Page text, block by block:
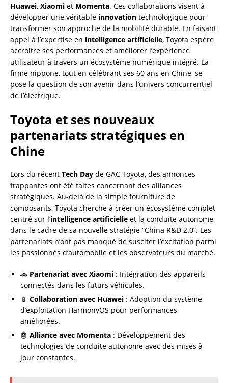
Huawei, Xiaomi et Momenta. Ces collaborations visent à
développer une véritable innovation technologique pour
transformer son approche de la mobilité durable. En faisant
appel à l’expertise en intelligence artificielle, Toyota espère
accroitre ses performances et améliorer l’expérience
utilisateur à travers un écosystème numérique intégré. La
firme nippone, tout en célébrant ses 60 ans en Chine, se
pose la question de son avenir dans l’univers concurrentiel
de l’électrique.
Toyota et ses nouveaux
partenariats stratégiques en
Chine
Lors du récent Tech Day de GAC Toyota, des annonces
frappantes ont été faites concernant des alliances
stratégiques. Au-delà de la simple fourniture de
composants, Toyota cherche à créer un écosystème complet
centré sur l’intelligence artificielle et la conduite autonome,
dans le cadre de sa nouvelle stratégie “China R&D 2.0”. Les
partenariats n’ont pas manqué de susciter l’excitation parmi
les passionnés d’automobile et les observateurs du marché.
🚗 Partenariat avec Xiaomi : Intégration des appareils
connectés dans les futurs véhicules.
📱 Collaboration avec Huawei : Adoption du système
d’exploitation HarmonyOS pour performances
améliorées.
🤖 Alliance avec Momenta : Développement des
technologies de conduite autonome avec des mises à
jour constantes.